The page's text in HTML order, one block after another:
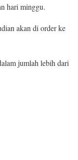
hari minggu.
akan di order ke
jumlah lebih dari